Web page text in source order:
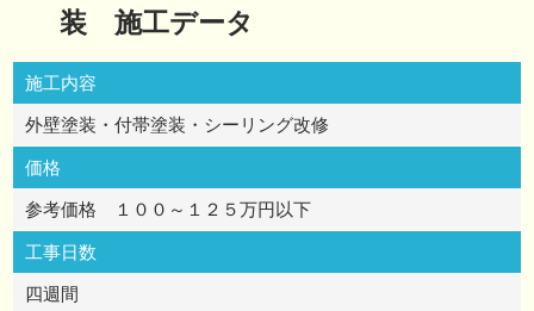
装 施工データ
施工内容
外壁塗装・付帯塗装・シーリング改修
価格
参考価格 １００～１２５万円以下
工事日数
四週間